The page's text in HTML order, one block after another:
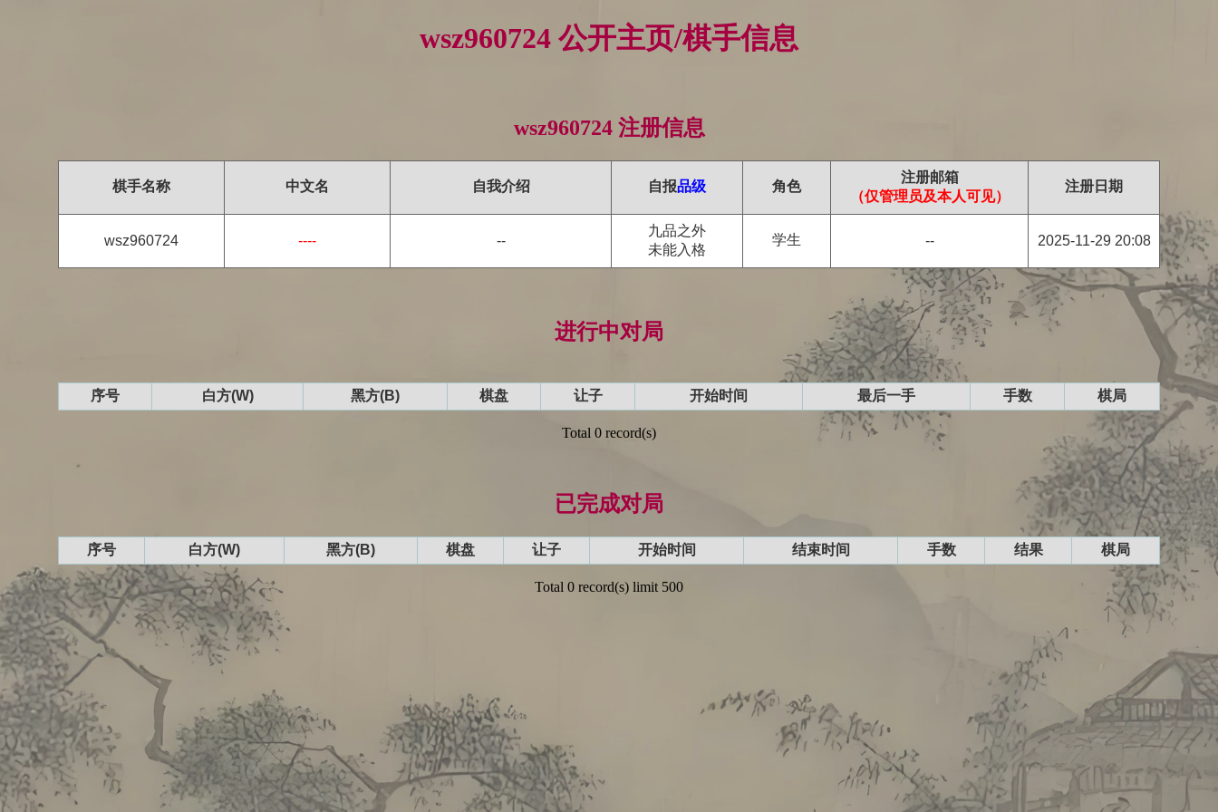
wsz960724 公开主页/棋手信息
wsz960724 注册信息
棋手名称 中文名 自我介绍 自报品级 角色
注册邮箱
（仅管理员及本人可见）
注册日期
wsz960724 ---- --
九品之外
未能入格
学生 -- 2025-11-29 20:08
进行中对局
序号 白方(W) 黑方(B) 棋盘 让子 开始时间 最后一手 手数 棋局
Total 0 record(s)
已完成对局
序号 白方(W) 黑方(B) 棋盘 让子 开始时间 结束时间 手数 结果 棋局
Total 0 record(s) limit 500